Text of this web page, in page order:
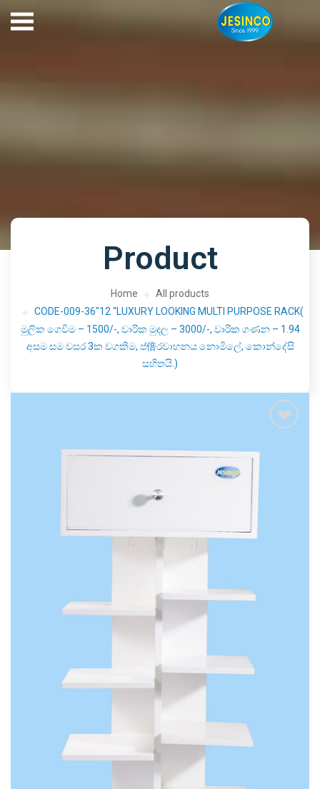
Product
Home
All products
CODE-009-36″12 “LUXURY LOOKING MULTI PURPOSE RACK(
මුලික ගෙවිම – 1500/-, වාරික මුදල – 3000/-, වාරික ගණන – 1.94
අසම සම වසර 3ක වගකිම, ප්倍රවාහනය නොමිලේ, කොන්දේසි
සහිතයි.)